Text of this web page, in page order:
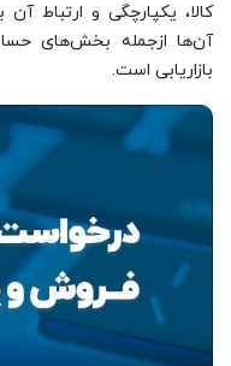
کالا، یکپارچگی و ارتباط
آن‌ها ازجمله بخش‌های
بازاریابی است.